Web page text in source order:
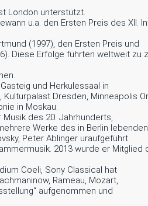
London unterstützt.
u.a. den Ersten Preis des XII.
(1997), den Ersten Preis und
Diese Erfolge führten weltweit
und Herkulessaal in
Dresden, Minneapolis
in Moskau.
des 20. Jahrhunderts,
Werke des in Berlin lebenden
Peter Ablinger uraufgeführt
2013 wurde er Mitglied
Coeli, Sony Classical hat
Rameau, Mozart,
aufgenommen und